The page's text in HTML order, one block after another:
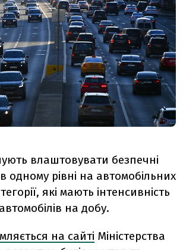
влаштовувати безпечні
одному рівні на автомобільних
які мають інтенсивність
на добу.
на сайті Міністерства